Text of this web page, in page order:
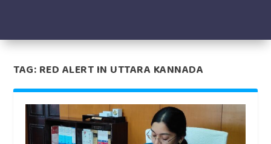
TAG:RED ALERT IN UTTARA KANNADA